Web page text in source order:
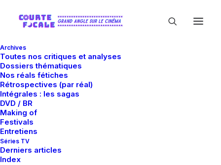
Archives
Toutes nos critiques et analyses
Dossiers thématiques
Nos réals fétiches
Rétrospectives (par réal)
Intégrales : les sagas
DVD / BR
Making of
Festivals
Entretiens
Séries TV
Derniers articles
Index